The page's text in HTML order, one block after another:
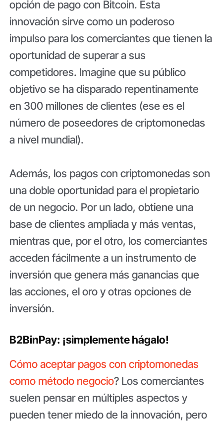
opción de pago con Bitcoin. Esta
innovación sirve como un poderoso
impulso para los comerciantes que tienen la
oportunidad de superar a sus
competidores. Imagine que su público
objetivo se ha disparado repentinamente
en 300 millones de clientes (ese es el
número de poseedores de criptomonedas
a nivel mundial).
Además, los pagos con criptomonedas son
una doble oportunidad para el propietario
de un negocio. Por un lado, obtiene una
base de clientes ampliada y más ventas,
mientras que, por el otro, los comerciantes
acceden fácilmente a un instrumento de
inversión que genera más ganancias que
las acciones, el oro y otras opciones de
inversión.
B2BinPay: ¡simplemente hágalo!
Cómo aceptar pagos con criptomonedas
como método negocio? Los comerciantes
suelen pensar en múltiples aspectos y
pueden tener miedo de la innovación, pero